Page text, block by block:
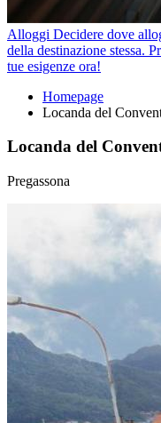
Alloggi Decidere dove
della destinazione stessa.
tue esigenze ora!
Homepage
Locanda del
Locanda del
Pregassona